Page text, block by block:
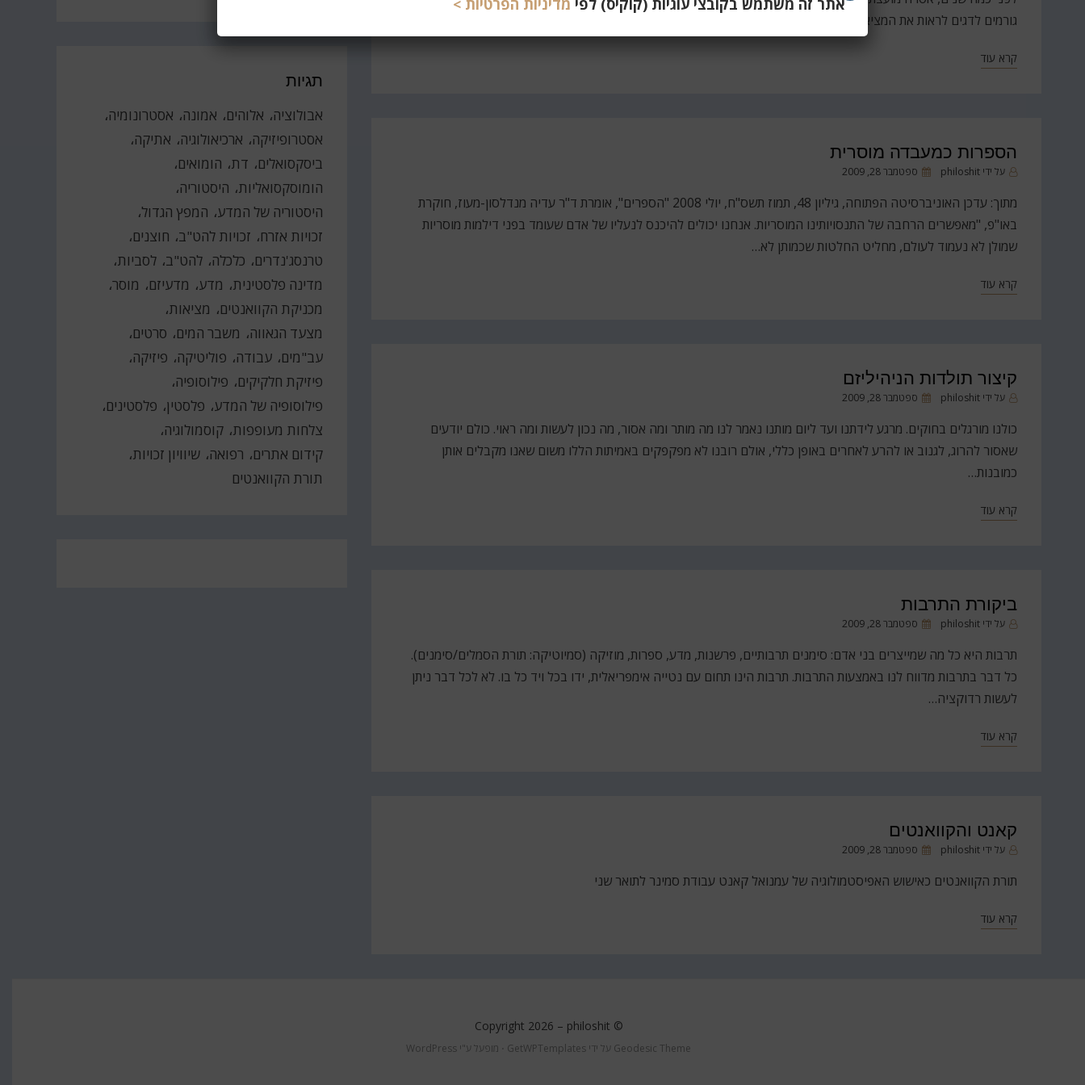
גורמים לדגים לראות את המציאות בצורה מעוותת. ואיך נדע שאנחנו, בני האדם, תופשים את המציאות האמיתית?
קרא עוד
הספרות כמעבדה מוסרית
על ידיphiloshit
פורסםספטמבר 28, 2009
מתוך: עדכן האוניברסיטה הפתוחה, גיליון 48, תמוז תשס"ח, יולי 2008 "הספרים", אומרת ד"ר עדיה מנדלסון-מעוז, חוקרת
באו"פ, "מאפשרים הרחבה של התנסויותינו המוסריות. אנחנו יכולים להיכנס לנעליו של אדם שעומד בפני דילמות מוסריות
שמולן לא נעמוד לעולם, מחליט החלטות שכמותן לא…
קרא עוד
קיצור תולדות הניהיליזם
על ידיphiloshit
פורסםספטמבר 28, 2009
כולנו מורגלים בחוקים. מרגע לידתנו ועד ליום מותנו נאמר לנו מה מותר ומה אסור, מה נכון לעשות ומה ראוי. כולם יודעים
שאסור להרוג, לגנוב או להרע לאחרים באופן כללי, אולם רובנו לא מפקפקים באמיתות הללו משום שאנו מקבלים אותן
כמובנות…
קרא עוד
ביקורת התרבות
על ידיphiloshit
פורסםספטמבר 28, 2009
תרבות היא כל מה שמייצרים בני אדם: סימנים תרבותיים, פרשנות, מדע, ספרות, מוזיקה (סמיוטיקה: תורת הסמלים/סימנים).
כל דבר בתרבות מדווח לנו באמצעות התרבות. תרבות הינו תחום עם נטייה אימפריאלית, ידו בכל ויד כל בו. לא לכל דבר ניתן
לעשות רדוקציה…
קרא עוד
קאנט והקוואנטים
על ידיphiloshit
פורסםספטמבר 28, 2009
תורת הקוואנטים כאישוש האפיסטמולוגיה של עמנואל קאנט עבודת סמינר לתואר שני
קרא עוד
תגיות
אבולוציה אלוהים אמונה
אסטרונומיה
אסטרופיזיקה
ארכיאולוגיה
אתיקה
ביסקסואלים
דת הומואים
הומוסקסואליות היסטוריה
היסטוריה של המדע המפץ הגדול
זכויות אזרח
זכויות להט"ב חוצנים
טרנסג'נדרים
כלכלה להט"ב לסביות
מדינה פלסטינית
מדע מדעיזם
מוסר
מכניקת הקוואנטים
מציאות
מצעד הגאווה
משבר המים
סרטים
עב"מים עבודה פוליטיקה
פיזיקה
פיזיקת חלקיקים
פילוסופיה
פילוסופיה של המדע פלסטין פלסטינים
צלחות מעופפות קוסמולוגיה
קידום אתרים
רפואה שיוויון זכויות
תורת הקוואנטים
© Copyright 2026 –
philoshit
Geodesic Theme על ידי GetWPTemplates מופעל ע"י WordPress
אתר זה משתמש בקובצי עוגיות (קוקיס) לפי מדיניות הפרטיות >